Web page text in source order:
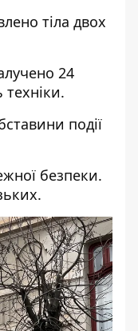
тіла двох
24
події
безпеки.